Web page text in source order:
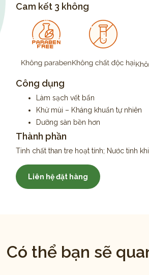
Cam kết 3 không
Công dụng
Làm sạch vết bẩn
Khử mùi – Kháng khuẩn tự nhiên
Dưỡng sàn bền hơn
Thành phần
Tinh chất than tre hoạt tính; Nước tinh
Liên hệ đặt hàng
Có thể bạn sẽ